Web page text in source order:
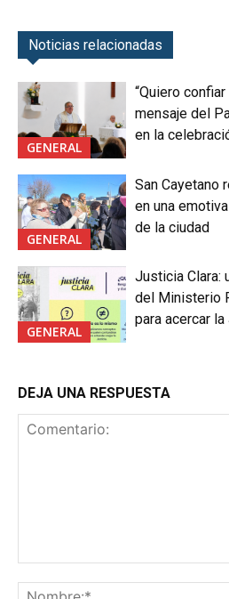
Noticias relacionadas
GENERAL
“Quiero
mensaje del
en la
GENERAL
San Cayetano
en una
de la ciudad
GENERAL
Justicia Clara:
del Ministerio
para acercar
DEJA UNA RESPUESTA